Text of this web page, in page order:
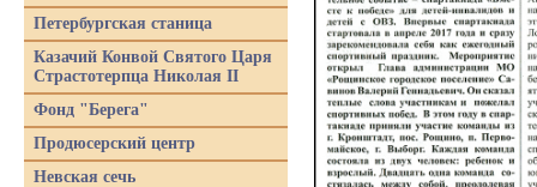
Петербургская станица
Казачий Конвой Святого Царя
Страстотерпца Николая II
Фонд "Берега"
Продюсерский центр
Невская сечь